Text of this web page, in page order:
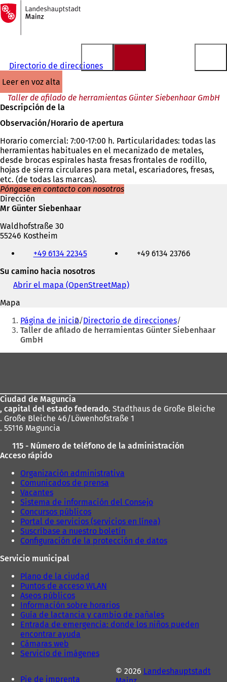
Saltar al contenido
A
la
página
Directorio de direcciones
leer en voz alta
Taller de afilado de herramientas Günter Siebenhaar GmbH
Descripción de la
Observación/Horario de apertura
Horario comercial: 7:00-17:00 h. Particularidades: todas las
herramientas habituales en el mecanizado de metales,
desde brocas espirales hasta fresas frontales de rodillo,
hojas de sierra circulares para metal, escariadores, fresas,
etc. (de todas las marcas).
Póngase en contacto con nosotros
Dirección
Mr Günter Siebenhaar
Waldhofstraße 30
55246 Kostheim
dirección
electrónico
+49 6134 22345
+49 6134 23766
Su camino hacia nosotros
Abrir el mapa (OpenStreetMap)(
b
r
e
a
u
e
p
a
Mapa
Estás
aquí:
Página de inicio Directorio de direcciones
Taller de afilado de herramientas Günter Siebenhaar
GmbH
pies
Ciudad de Maguncia
, capital del estado federado. Stadthaus de Große Bleiche
. Große Bleiche 46/Löwenhofstraße 1
. 55116 Maguncia
115 - Número de teléfono de la administración
Acceso rápido
Organización administrativa
Comunicados de prensa
Vacantes
Sistema de información del Consejo
Concursos públicos
Portal de servicios (servicios en línea)
Suscríbase a nuestro boletín
Configuración de la protección de datos
Servicio municipal
Plano de la ciudad
Puntos de acceso WLAN
Aseos públicos
Información sobre horarios
Guía de lactancia y cambio de pañales
Entrada de emergencia: donde los niños pueden
encontrar ayuda
Cámaras web
Servicio de imágenes
Pie de imprenta
© 2026 Landeshauptstadt